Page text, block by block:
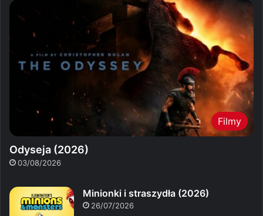
Filmy
Odyseja (2026)
03/08/2026
Minionki i straszydła (2026)
26/07/2026